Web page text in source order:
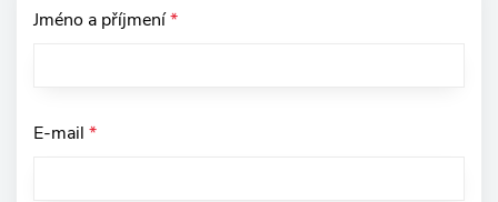
Jméno a příjmení*
E-mail *